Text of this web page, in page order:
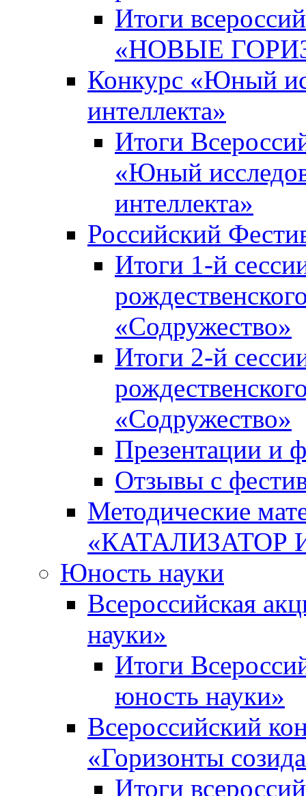
Итоги
«НОВЫЕ
Конкурс «Юный
интеллекта»
Итоги
«Юный
интеллекта»
Российский
Итоги 1-й
«Содружество»
Итоги 2-й
«Содружество»
Презентации и
Отзывы с
Методические
«КАТАЛИЗАТОР
Юность науки
Всероссийская
науки»
Итоги
юность науки»
Всероссийский
«Горизонты
Итоги